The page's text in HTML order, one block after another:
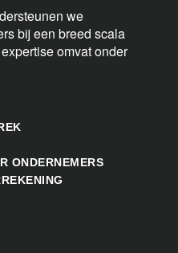
we
bij een breed scala
omvat onder
ONDERNEMERS